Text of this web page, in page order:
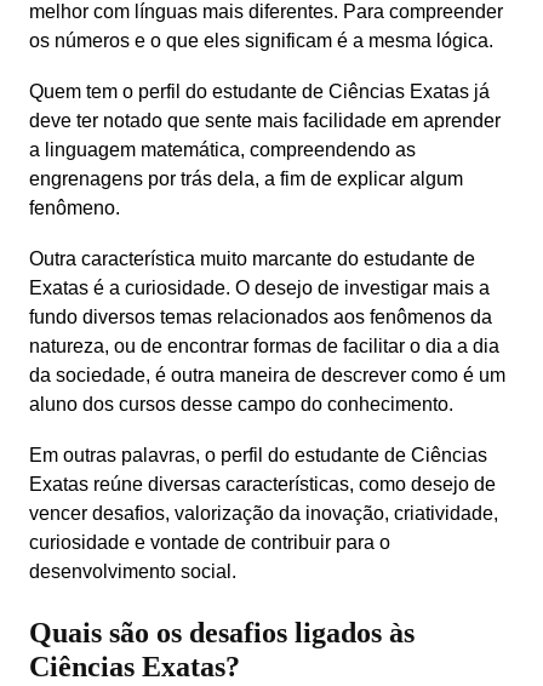
melhor com línguas mais diferentes. Para compreender
os números e o que eles significam é a mesma lógica.
Quem tem o perfil do estudante de Ciências Exatas já
deve ter notado que sente mais facilidade em aprender
a linguagem matemática, compreendendo as
engrenagens por trás dela, a fim de explicar algum
fenômeno.
Outra característica muito marcante do estudante de
Exatas é a curiosidade. O desejo de investigar mais a
fundo diversos temas relacionados aos fenômenos da
natureza, ou de encontrar formas de facilitar o dia a dia
da sociedade, é outra maneira de descrever como é um
aluno dos cursos desse campo do conhecimento.
Em outras palavras, o perfil do estudante de Ciências
Exatas reúne diversas características, como desejo de
vencer desafios, valorização da inovação, criatividade,
curiosidade e vontade de contribuir para o
desenvolvimento social.
Quais são os desafios ligados às
Ciências Exatas?